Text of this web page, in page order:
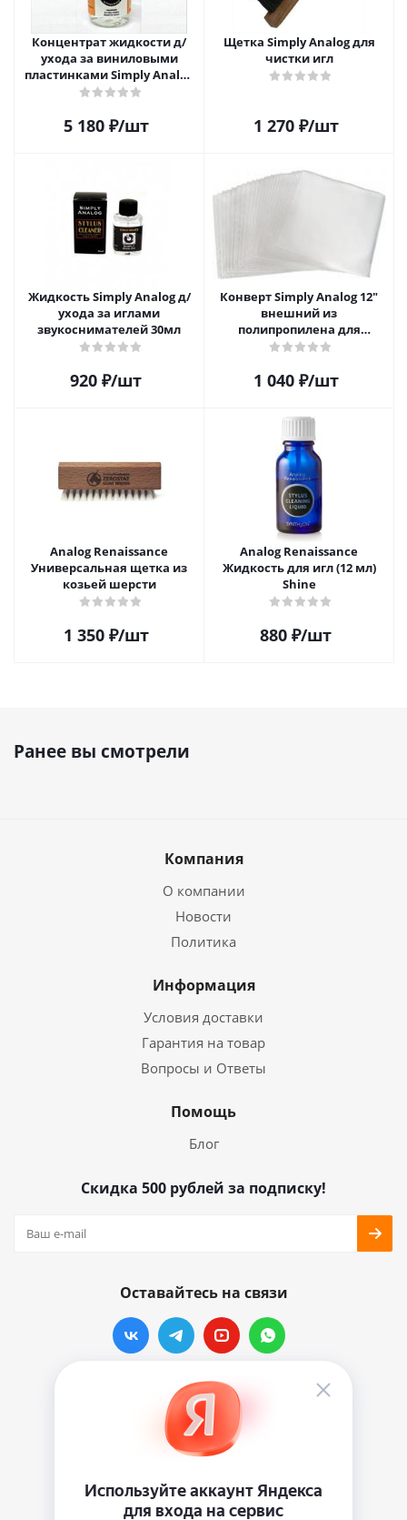
Концентрат жидкости д/
ухода за виниловыми
пластинками Simply Analog
200мл
5 180₽/шт
Щетка Simply Analog для
чистки игл
1 270₽/шт
Жидкость Simply Analog д/
ухода за иглами
звукоснимателей 30мл
920 ₽/шт
Конверт Simply Analog 12"
внешний из
полипропилена для
пластинок (25шт)
1 040₽/шт
Analog Renaissance
Универсальная щетка из
козьей шерсти
1 350₽/шт
Analog Renaissance
Жидкость для игл (12 мл)
Shine
880 ₽/шт
Ранее вы смотрели
Компания
О компании
Новости
Политика
Информация
Условия доставки
Гарантия на товар
Вопросы и Ответы
Помощь
Блог
Скидка 500 рублей за подписку!
Оставайтесь на связи
Наши контакты
info@vinylmarkt.ru